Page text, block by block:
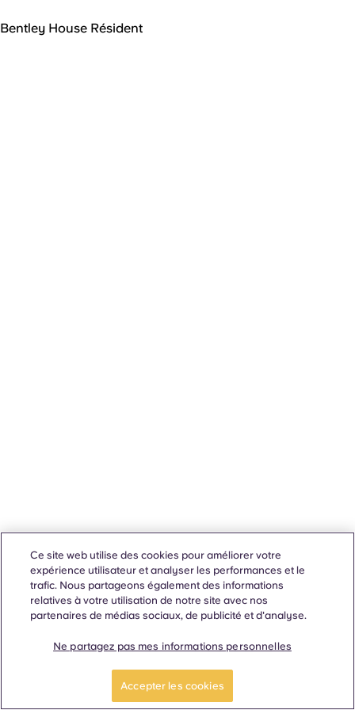
Bentley House Résident
Ce site web utilise des cookies pour améliorer votre
expérience utilisateur et analyser les performances et le
trafic. Nous partageons également des informations
relatives à votre utilisation de notre site avec nos
partenaires de médias sociaux, de publicité et d'analyse.
Ne partagez pas mes informations personnelles
Accepter les cookies